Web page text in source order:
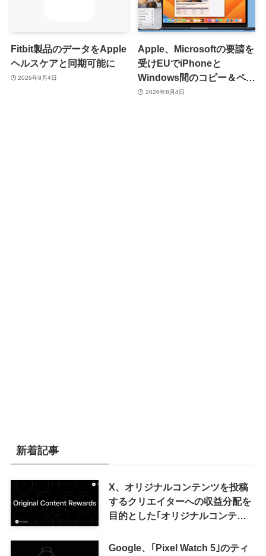
Fitbit製品のデータをApple
ヘルスケアと同期可能に
2026年8月4日
Apple、Microsoftの要請を
受けEUでiPhoneと
Windows間のコピー＆ペー
スト機能を提供へ
2026年8月4日
新着記事
X、オリジナルコンテンツを投稿
するクリエイターへの収益分配を
目的とした｢オリジナルコンテン
来の｢収益分配｣は廃止
Google、｢Pixel Watch 5｣のティ